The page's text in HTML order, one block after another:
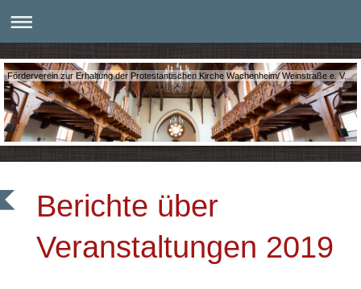
Förderverein zur Erhaltung der Protestantischen Kirche Wachenheim/ Weinstraße e. V.
Berichte über
Veranstaltungen 2019